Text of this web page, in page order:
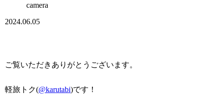
camera
2024.06.05
ご覧いただきありがとうございます。
軽旅トク(@karutabi)です！